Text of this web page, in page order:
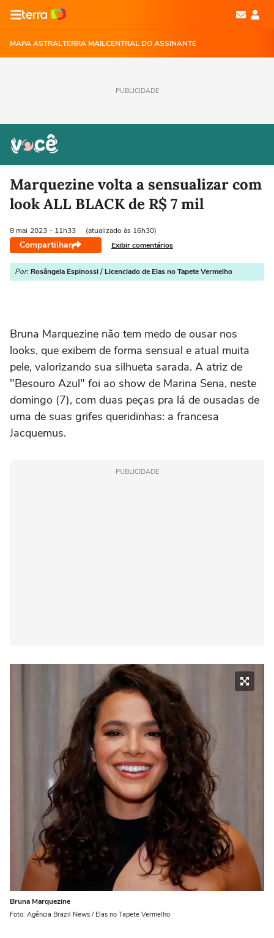
MAPA ASTRALTERRA MAILCENTRAL DO ASSINANTE
PUBLICIDADE
Marquezine volta a sensualizar com
look ALL BLACK de R$ 7 mil
8 mai 2023 - 11h33 (atualizado às 16h30)
Compartilhar Exibir comentários
Por: Rosângela Espinossi / Licenciado de Elas no Tapete Vermelho
Bruna Marquezine não tem medo de ousar nos
looks, que exibem de forma sensual e atual muita
pele, valorizando sua silhueta sarada. A atriz de
"Besouro Azul" foi ao show de Marina Sena, neste
domingo (7), com duas peças pra lá de ousadas de
uma de suas grifes queridinhas: a francesa
Jacquemus.
PUBLICIDADE
Bruna Marquezine
Foto: Agência Brazil News / Elas no Tapete Vermelho